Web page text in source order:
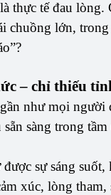
thực tế đau lòng.
chuồng lớn,
– chỉ thiếu
như mọi người
sàng trong
sự sáng
xúc, lòng